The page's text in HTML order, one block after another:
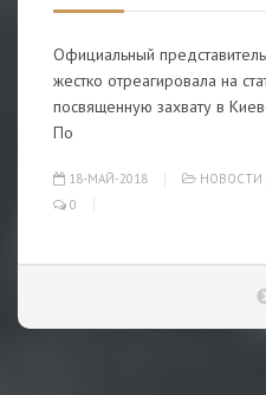
Официальный
жестко отреагировала на
посвященную захвату в
По
18-МАЙ-2018 НОВОСТИ
0